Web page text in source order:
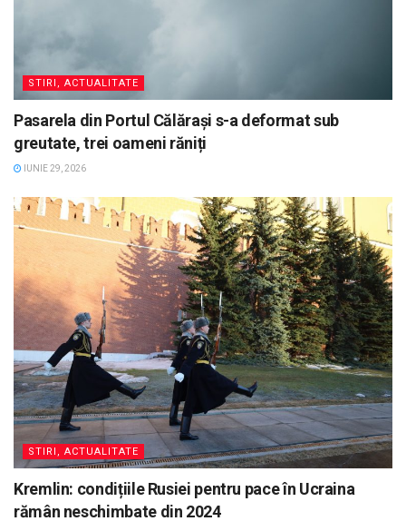
STIRI, ACTUALITATE
Pasarela din Portul Călărași s-a deformat sub
greutate, trei oameni răniți
IUNIE 29, 2026
STIRI, ACTUALITATE
Kremlin: condițiile Rusiei pentru pace în Ucraina
rămân neschimbate din 2024